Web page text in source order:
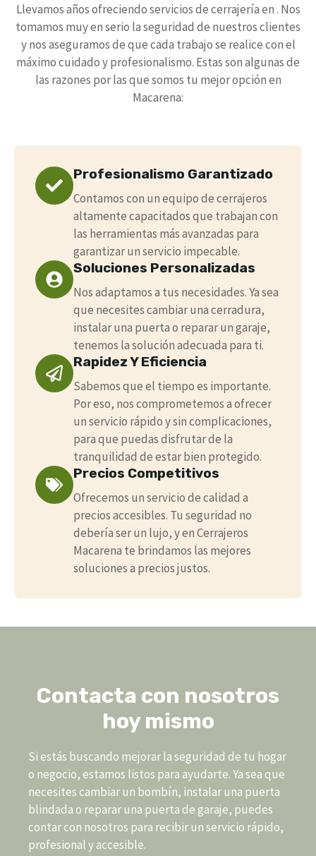
Llevamos años ofreciendo servicios de cerrajería en . Nos
tomamos muy en serio la seguridad de nuestros clientes
y nos aseguramos de que cada trabajo se realice con el
máximo cuidado y profesionalismo. Estas son algunas de
las razones por las que somos tu mejor opción en
Macarena:
Profesionalismo Garantizado
Contamos con un equipo de cerrajeros
altamente capacitados que trabajan con
las herramientas más avanzadas para
garantizar un servicio impecable.
Soluciones Personalizadas
Nos adaptamos a tus necesidades. Ya sea
que necesites cambiar una cerradura,
instalar una puerta o reparar un garaje,
tenemos la solución adecuada para ti.
Rapidez Y Eficiencia
Sabemos que el tiempo es importante.
Por eso, nos comprometemos a ofrecer
un servicio rápido y sin complicaciones,
para que puedas disfrutar de la
tranquilidad de estar bien protegido.
Precios Competitivos
Ofrecemos un servicio de calidad a
precios accesibles. Tu seguridad no
debería ser un lujo, y en Cerrajeros
Macarena te brindamos las mejores
soluciones a precios justos.
Contacta con nosotros
hoy mismo
Si estás buscando mejorar la seguridad de tu hogar
o negocio, estamos listos para ayudarte. Ya sea que
necesites cambiar un bombín, instalar una puerta
blindada o reparar una puerta de garaje, puedes
contar con nosotros para recibir un servicio rápido,
profesional y accesible.